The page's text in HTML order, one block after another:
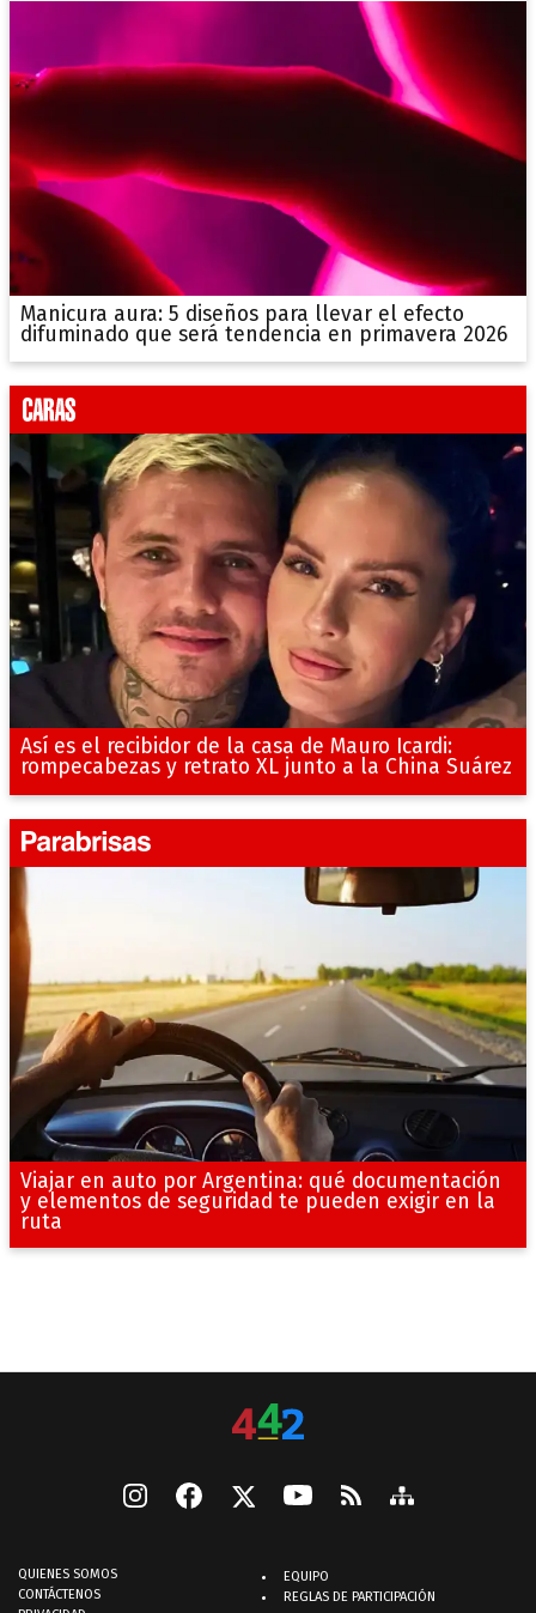
Manicura aura: 5 diseños para llevar el efecto
difuminado que será tendencia en primavera 2026
Así es el recibidor de la casa de Mauro Icardi:
rompecabezas y retrato XL junto a la China Suárez
Viajar en auto por Argentina: qué documentación
y elementos de seguridad te pueden exigir en la
ruta
QUIENES SOMOS
CONTÁCTENOS
EQUIPO
REGLAS DE PARTICIPACIÓN